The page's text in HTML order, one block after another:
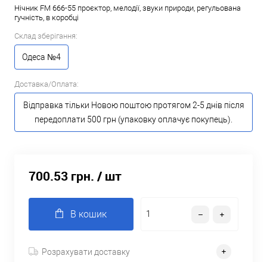
Нічник FM 666-55 проєктор, мелодії, звуки природи, регульована
гучність, в коробці
Склад зберігання:
Одеса №4
Доставка/Оплата:
Відправка тільки Новою поштою протягом 2-5 днів після
передоплати 500 грн (упаковку оплачує покупець).
700.53 грн. / шт
В кошик
Розрахувати доставку